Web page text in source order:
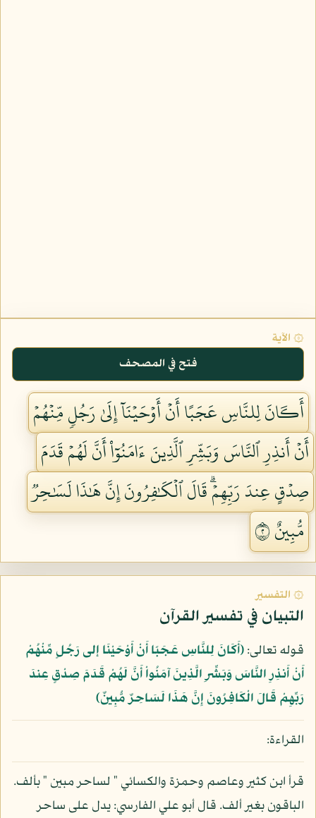
۞ الآية
فتح في المصحف
أَكَانَ لِلنَّاسِ عَجَبًا أَنۡ أَوۡحَيۡنَآ إِلَىٰ رَجُلٖ مِّنۡهُمۡ
أَنۡ أَنذِرِ ٱلنَّاسَ وَبَشِّرِ ٱلَّذِينَ ءَامَنُوٓاْ أَنَّ لَهُمۡ قَدَمَ
صِدۡقٍ عِندَ رَبِّهِمۡۗ قَالَ ٱلۡكَٰفِرُونَ إِنَّ هَٰذَا لَسَٰحِرٞ
مُّبِينٌ ٢
۞ التفسير
التبيان في تفسير القرآن
قوله تعالى:﴿أَكَانَ لِلنَّاسِ عَجَبًا أَنْ أَوْحَيْنَا إلى رَجُلٍ مِّنْهُمْ
أَنْ أَنذِرِ النَّاسَ وَبَشِّرِ الَّذِينَ آمَنُواْ أَنَّ لَهُمْ قَدَمَ صِدْقٍ عِندَ
رَبِّهِمْ قَالَ الْكَافِرُونَ إِنَّ هَذَا لَسَاحِرٌ مُّبِينٌ﴾
القراءة:
قرأ ابن كثير وعاصم وحمزة والكسائي " لساحر مبين " بألف.
الباقون بغير ألف. قال أبو علي الفارسي: يدل على ساحر